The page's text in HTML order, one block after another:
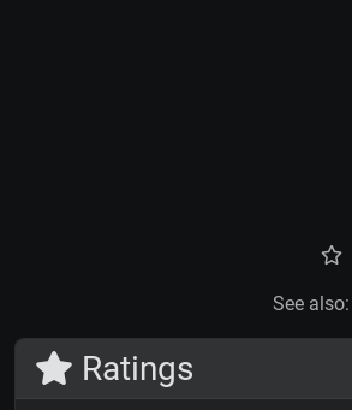
See also:
Ratings